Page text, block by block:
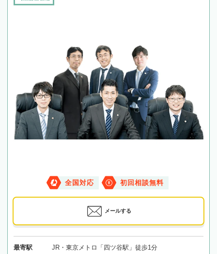
全国対応 初回相談無料
メールする
最寄駅 JR・東京メトロ「四ツ谷駅」徒歩1分